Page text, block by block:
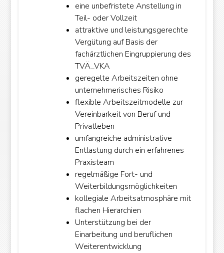
eine unbefristete Anstellung in
Teil- oder Vollzeit
attraktive und leistungsgerechte
Vergütung auf Basis der
fachärztlichen Eingruppierung des
TVÄ_VKA
geregelte Arbeitszeiten ohne
unternehmerisches Risiko
flexible Arbeitszeitmodelle zur
Vereinbarkeit von Beruf und
Privatleben
umfangreiche administrative
Entlastung durch ein erfahrenes
Praxisteam
regelmäßige Fort- und
Weiterbildungsmöglichkeiten
kollegiale Arbeitsatmosphäre mit
flachen Hierarchien
Unterstützung bei der
Einarbeitung und beruflichen
Weiterentwicklung